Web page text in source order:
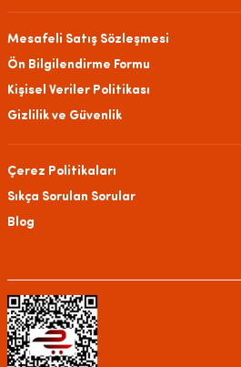
Mesafeli Satış Sözleşmesi
Ön Bilgilendirme Formu
Kişisel Veriler Politikası
Gizlilik ve Güvenlik
Çerez Politikaları
Sıkça Sorulan Sorular
Blog